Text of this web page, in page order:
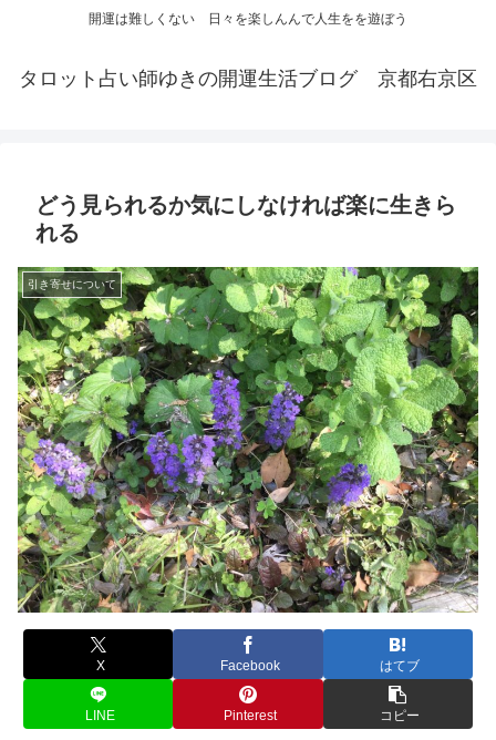
開運は難しくない 日々を楽しんんで人生をを遊ぼう
タロット占い師ゆきの開運生活ブログ 京都右京区
どう見られるか気にしなければ楽に生きら
れる
引き寄せについて
X Facebook はてブ
LINE Pinterest コピー